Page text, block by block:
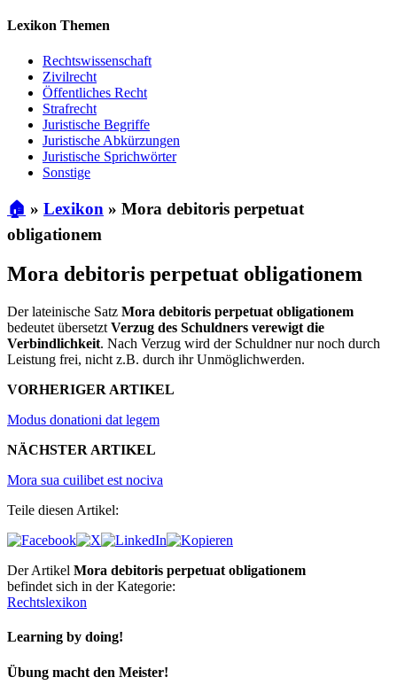
Lexikon Themen
Rechtswissenschaft
Zivilrecht
Öffentliches Recht
Strafrecht
Juristische Begriffe
Juristische Abkürzungen
Juristische Sprichwörter
Sonstige
🏠 » Lexikon » Mora debitoris perpetuat
obligationem
Mora debitoris perpetuat obligationem
Der lateinische Satz Mora debitoris perpetuat obligationem
bedeutet übersetzt Verzug des Schuldners verewigt die
Verbindlichkeit. Nach Verzug wird der Schuldner nur noch durch
Leistung frei, nicht z.B. durch ihr Unmöglichwerden.
VORHERIGER ARTIKEL
Modus donationi dat legem
NÄCHSTER ARTIKEL
Mora sua cuilibet est nociva
Teile diesen Artikel:
Der Artikel Mora debitoris perpetuat obligationem
befindet sich in der Kategorie:
Rechtslexikon
Learning by doing!
Übung macht den Meister!